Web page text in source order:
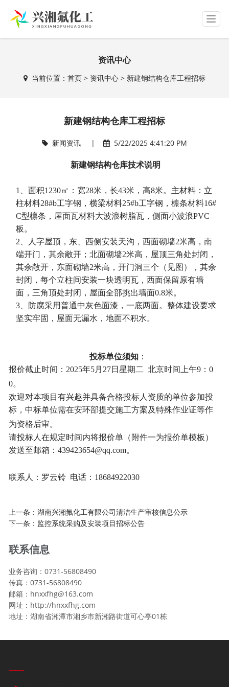
T
o
g
资讯中心
当前位置： 首页> 资讯中心> 新建钢结构仓库工程招标
新建钢结构仓库工程招标
新闻资讯 | 5/22/2025 4:41:20 PM
新建钢结构仓库技术说明
1、面积1230㎡：宽28米，长43米，高8米。主材料：立
柱材料28#b工字钢，横梁材料25#b工字钢，檩条材料16#
C型檩条，屋面瓦材料大波浪树脂瓦，侧面小波浪PVC
板。
2、
人字屋顶，东、西侧安装天沟，西面砌墙2米高，南
端开门，其余敞开；北面砌墙2米高，屋顶三角处封闭，
其余敞开，东面砌墙2米高，开门洞三个（见图），其余
封闭，每个立柱间安装一块透明瓦，西面保留原有墙
面，三角顶处封闭，屋面全部挑出墙面0.8米。
3、
防腐采用普通中灰色面漆，一底两面。整体建设要求
坚实牢固，屋面无漏水，地面不积水。
投标单位须知：
报价截止时间：2025年5月27日星期二 北京时间上午9：0
0。
欢迎对本项目有兴趣并具备合格投标人资质的单位参加投
标，中标单位需在安环部提交施工方案及特殊作业证等作
为资格后审。
请投标人在规定时间内将报价单（附件一为报价单模板）
发送至邮箱：439423654@qq.com。
联系人：罗云铃 电话：18684922030
上一条：湖南兴湘氟化工有限公司清洁生产审核信息公示
下一条： 监控系统采购及安装项目招标公告
联系信息
业务咨询：0731-56808490
传真：0731-56808490
邮箱：hnxxfhg@163.com
网址：http://hnxxfhg.com
地址：湖南省湘潭市湘乡市新湘路街道可心亭01栋